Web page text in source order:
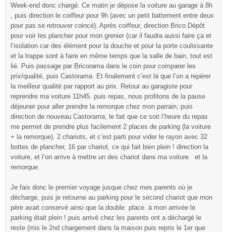
Week-end donc chargé. Ce matin je dépose la voiture au garage à 8h
, puis direction le coiffeur pour 9h (avec un petit battement entre deux
pour pas se retrouver coincé). Après coiffeur, direction Brico Dépôt
pour voir les plancher pour mon grenier (car il faudra aussi faire ça et
l’isolation car des élément pour la douche et pour la porte coulissante
et la trappe sont à faire en même temps que la salle de bain, tout est
lié. Puis passage par Bricorama dans le coin pour comparer les
prix/qualité, puis Castorama. Et finalement c’est là que l’on a repérer
la meilleur qualité par rapport au prix. Retour au garagiste pour
reprendre ma voiture 11h45. puis repas, nous profitons de la pause
déjeuner pour aller prendre la remorque chez mon parrain, puis
direction de nouveau Castorama, le fait que ce soit l’heure du repas
me permet de prendre plus facilement 2 places de parking (la voiture
+ la remorque). 2 chariots, et c’est parti pour vider le rayon avec 32
bottes de plancher, 16 par chariot, ce qui fait bien plein ! direction la
voiture, et l’on arrive à mettre un des chariot dans ma voiture et la
remorque.
Je fais donc le premier voyage jusque chez mes parents où je
décharge, puis je retourne au parking pour le second chariot que mon
père avait conservé ainsi que la double place. à mon arrivée le
parking était plein ! puis arrivé chez les parents ont a déchargé le
reste (mis le 2nd chargement dans la maison puis repris le 1er que